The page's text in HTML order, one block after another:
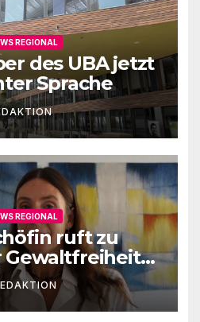
REGIONAL
des UBA jetzt
Sprache
REGIONAL
ruft zu